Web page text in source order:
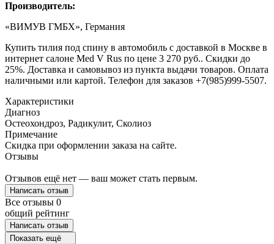
Производитель:
«ВИМУВ ГМБХ», Германия
Купить тилия под спину в автомобиль с доставкой в Москве в
интернет салоне Med V Rus по цене 3 270 руб.. Скидки до
25%. Доставка и самовывоз из пункта выдачи товаров. Оплата
наличными или картой. Телефон для заказов +7(985)999-5507.
Характеристики
Диагноз
Остеохондроз, Радикулит, Сколиоз
Примечание
Скидка при оформлении заказа на сайте.
Отзывы
Отзывов ещё нет — ваш может стать первым.
Написать отзыв
Все отзывы 0
общий рейтинг
Написать отзыв
Показать ещё